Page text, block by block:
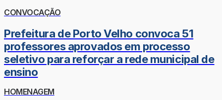
CONVOCAÇÃO
Prefeitura de Porto Velho convoca 51
professores aprovados em processo
seletivo para reforçar a rede municipal de
ensino
HOMENAGEM